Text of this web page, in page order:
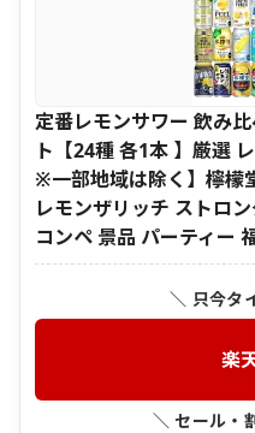
定番レモンサワー 飲み
ト【24種 各1本 】厳選
※一部地域は除く】檸檬
レモンザリッチ ストロ
コンペ 景品 パーティー
＼ 只今タ
楽
＼ セール・